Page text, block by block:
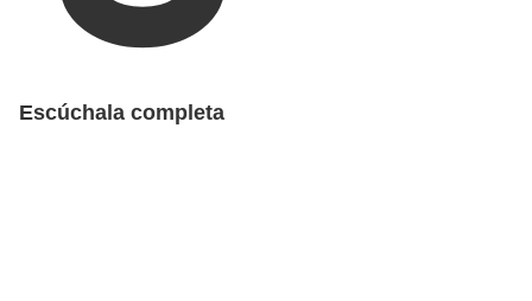
Escúchala completa